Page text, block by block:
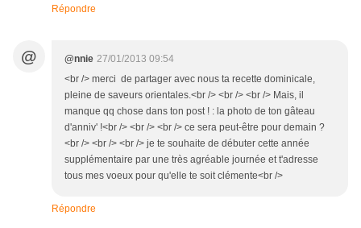
Répondre
@ @nnie 27/01/2013 09:54
<br /> merci de partager avec nous ta recette dominicale,
pleine de saveurs orientales.<br /> <br /> <br /> Mais, il
manque qq chose dans ton post ! : la photo de ton gâteau
d'anniv' !<br /> <br /> <br /> ce sera peut-être pour demain ?
<br /> <br /> <br /> je te souhaite de débuter cette année
supplémentaire par une très agréable journée et t'adresse
tous mes voeux pour qu'elle te soit clémente<br />
Répondre